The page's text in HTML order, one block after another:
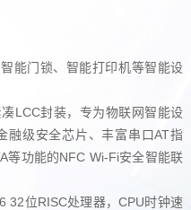
能门锁、智能打印机等智能设
LCC封装，专为物联网智能设
融级安全芯片、丰富串口AT指
等功能的NFC Wi-Fi安全智能联
32位RISC处理器，CPU时钟速